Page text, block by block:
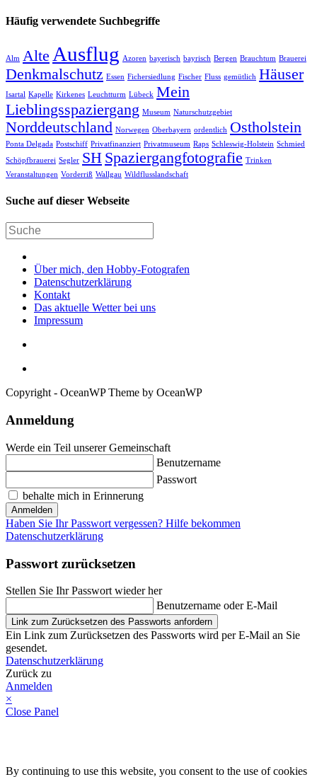
Häufig verwendete Suchbegriffe
Alm Alte Ausflug Azoren bayerisch bayrisch Bergen Brauchtum Brauerei
Denkmalschutz Essen Fichersiedlung Fischer Fluss gemütlich Häuser
Isartal Kapelle Kirkenes Leuchtturm Lübeck Mein
Lieblingsspaziergang Museum Naturschutzgebiet
Norddeutschland Norwegen Oberbayern ordentlich Ostholstein
Ponta Delgada Postschiff Privatfinanziert Privatmuseum Raps Schleswig-Holstein Schmied
Schöpfbrauerei Segler SH Spaziergangfotografie Trinken
Veranstaltungen Vorderriß Wallgau Wildflusslandschaft
Suche auf dieser Webseite
Über mich, den Hobby-Fotografen
Datenschutzerklärung
Kontakt
Das aktuelle Wetter bei uns
Impressum
Copyright - OceanWP Theme by OceanWP
Anmeldung
Werde ein Teil unserer Gemeinschaft
Benutzername
Passwort
behalte mich in Erinnerung
Anmelden
Haben Sie Ihr Passwort vergessen? Hilfe bekommen
Datenschutzerklärung
Passwort zurücksetzen
Stellen Sie Ihr Passwort wieder her
Benutzername oder E-Mail
Link zum Zurücksetzen des Passworts anfordern
Ein Link zum Zurücksetzen des Passworts wird per E-Mail an Sie
gesendet.
Datenschutzerklärung
Zurück zu
Anmelden
×
Close Panel
By continuing to use this website, you consent to the use of cookies